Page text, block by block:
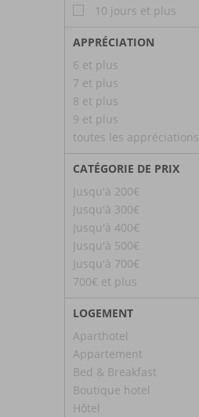
10 jours et plus
APPRÉCIATION
6 et plus
7 et plus
8 et plus
9 et plus
toutes les appréciations
CATÉGORIE DE PRIX
Jusqu'à 200€
Jusqu'à 300€
Jusqu'à 400€
Jusqu'à 500€
Jusqu'à 700€
700€ et plus
LOGEMENT
Aparthotel
Appartement
Bed & Breakfast
Boutique hotel
Hôtel